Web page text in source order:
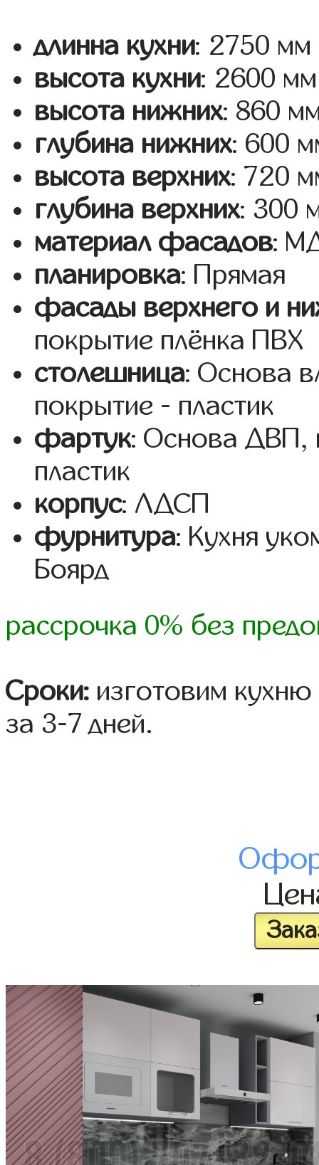
длинна кухни: 2750 мм
высота кухни: 2600 мм
высота нижних: 860
глубина нижних: 600
высота верхних: 720
глубина верхних: 300
материал фасадов:
планировка: Прямая
фасады верхнего и
покрытие плёнка ПВХ
столешница: Основа
покрытие - пластик
фартук: Основа ДВП,
пластик
корпус: ЛДСП
фурнитура: Кухня
Боярд
рассрочка 0% без
Сроки: изготовим
за 3-7 дней.